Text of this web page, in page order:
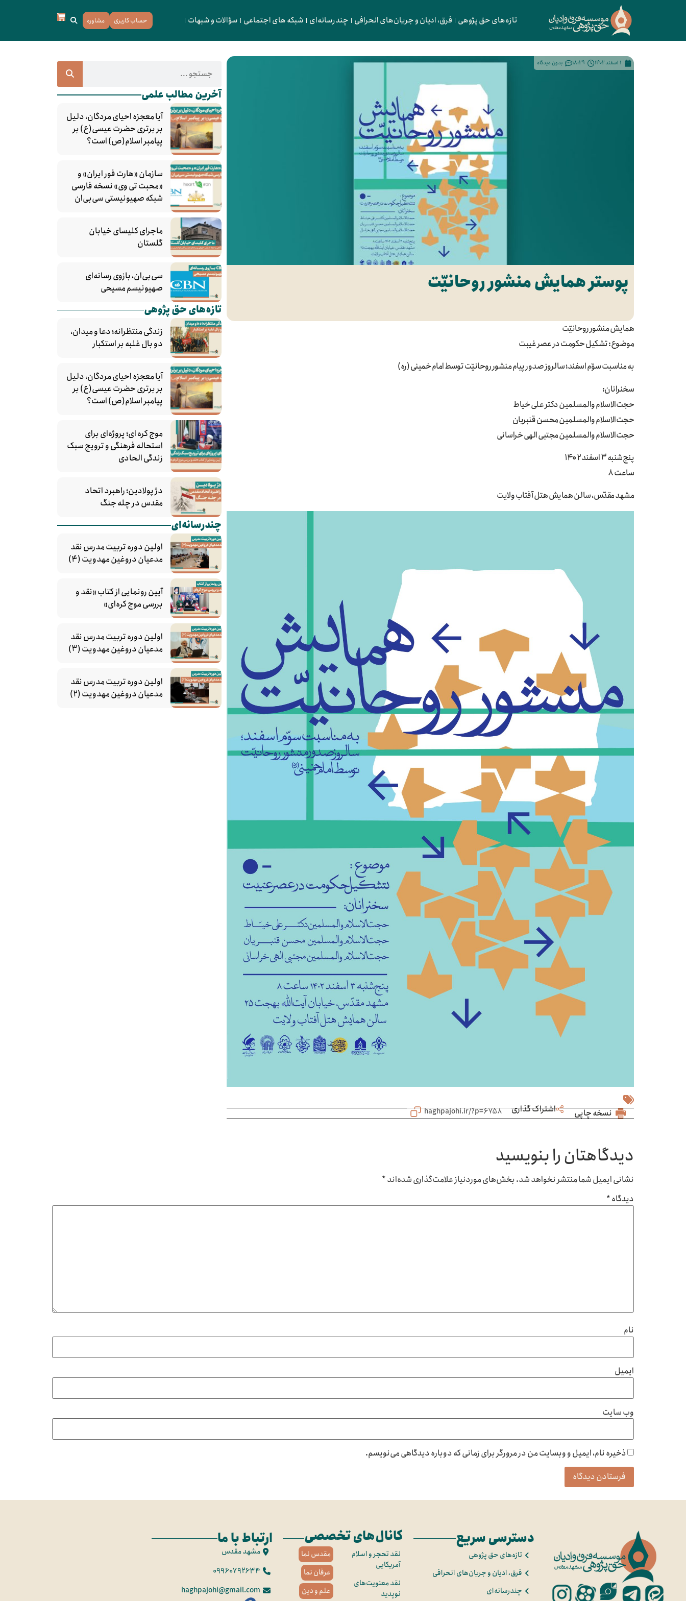
تازه‌های حق پژوهی فرق، ادیان و جریان‌های انحرافی چندرسانه‌ای شبکه های اجتماعی سؤالات و شبهات حساب کاربری مشاوره
1 اسفند 1402 18:29 بدون دیدگاه
پوستر همایش منشور روحانیّت
همایش منشور روحانیّت
موضوع: تشکیل حکومت در عصر غیبت
به مناسبت سوّم اسفند؛ سالروز صدور پیام منشور روحانیّت توسط امام خمینی (ره)
سخنرانان:
حجت‌الاسلام والمسلمین دکتر علی خیاط
حجت‌الاسلام والمسلمین محسن قنبریان
حجت‌الاسلام والمسلمین مجتبی الهی خراسانی
پنج‌شنبه ۳ اسفند ۱۴۰۲
ساعت ۸
مشهد مقدّس، سالن همایش هتل آفتاب ولایت
نسخه چاپی اشتراک گذاری
آخرین مطالب علمی
آیا معجزه احیای مردگان، دلیل
بر برتری حضرت عیسی(ع) بر
پیامبر اسلام(ص) است؟
سازمان «هارت فور ایران» و
«محبت تی‌ وی» نسخه فارسی
شبکه صهیونیستی سی‌بی‌ان
ماجرای کلیسای خیابان
گلستان
سی‌بی‌ان، بازوی رسانه‌ای
صهیونیسم مسیحی
تازه‌های حق پژوهی
زندگی منتظرانه؛ دعا و میدان،
دو بال غلبه بر استکبار
آیا معجزه احیای مردگان، دلیل
بر برتری حضرت عیسی(ع) بر
پیامبر اسلام(ص) است؟
موج کره‌ ای؛ پروژه‌ای برای
استحاله فرهنگی و ترویج سبک
زندگی الحادی
دژ پولادین؛ راهبرد اتحاد
مقدس در چله جنگ
چندرسانه‌ای
اولین دوره تربیت مدرس نقد
مدعیان دروغین مهدویت (۴)
آیین رونمایی از کتاب «نقد و
بررسی موج کره‌ای»
اولین دوره تربیت مدرس نقد
مدعیان دروغین مهدویت (۳)
اولین دوره تربیت مدرس نقد
مدعیان دروغین مهدویت (۲)
دیدگاهتان را بنویسید
نشانی ایمیل شما منتشر نخواهد شد.بخش‌های موردنیاز علامت‌گذاری شده‌اند*
دیدگاه*
نام
ایمیل
وب‌ سایت
ذخیره نام، ایمیل و وبسایت من در مرورگر برای زمانی که دوباره دیدگاهی می‌نویسم.
دسترسی سریع
تازه‌های حق پژوهی
فرق، ادیان و جریان‌های انحرافی
چندرسانه‌ای
کانال‌های تخصصی
نقد تحجر و اسلام
آمریکایی
نقد معنویت‌های
نوپدید
مقدس نما
عرفان نما
علم و دین
ارتباط با ما
مشهد مقدس
09960792634
haghpajohi@gmail.com